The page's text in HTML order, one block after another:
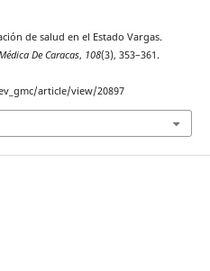
de salud en el Estado Vargas.
De Caracas, 108(3), 353–361.
article/view/20897